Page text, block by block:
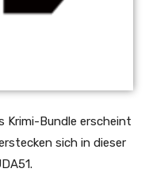
Krimi-Bundle erscheint
sich in dieser